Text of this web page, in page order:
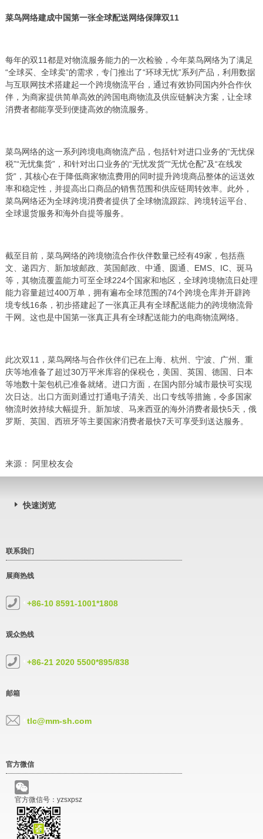
菜鸟网络建成中国第一张全球配送网络保障双11
每年的双11都是对物流服务能力的一次检验，今年菜鸟网络为了满足
“全球买、全球卖”的需求，专门推出了“环球无忧”系列产品，利用数据
与互联网技术搭建起一个跨境物流平台，通过有效协同国内外合作伙
伴，为商家提供简单高效的跨国电商物流及供应链解决方案，让全球
消费者都能享受到便捷高效的物流服务。
菜鸟网络的这一系列跨境电商物流产品，包括针对进口业务的“无忧保
税”“无忧集货”，和针对出口业务的“无忧发货”“无忧仓配”及“在线发
货”，其核心在于降低商家物流费用的同时提升跨境商品整体的运送效
率和稳定性，并提高出口商品的销售范围和供应链周转效率。此外，
菜鸟网络还为全球跨境消费者提供了全球物流跟踪、跨境转运平台、
全球退货服务和海外自提等服务。
截至目前，菜鸟网络的跨境物流合作伙伴数量已经有49家，包括燕
文、递四方、新加坡邮政、英国邮政、中通、圆通、EMS、IC、斑马
等，其物流覆盖能力可至全球224个国家和地区，全球跨境物流日处理
能力容量超过400万单，拥有遍布全球范围的74个跨境仓库并开辟跨
境专线16条，初步搭建起了一张真正具有全球配送能力的跨境物流骨
干网。这也是中国第一张真正具有全球配送能力的电商物流网络。
此次双11，菜鸟网络与合作伙伴们已在上海、杭州、宁波、广州、重
庆等地准备了超过30万平米库容的保税仓，美国、英国、德国、日本
等地数十架包机已准备就绪。进口方面，在国内部分城市最快可实现
次日达。出口方面则通过打通电子清关、出口专线等措施，令多国家
物流时效持续大幅提升。新加坡、马来西亚的海外消费者最快5天，俄
罗斯、英国、西班牙等主要国家消费者最快7天可享受到送达服务。
来源： 阿里校友会
快速浏览
联系我们
展商热线
+86-10 8591-1001*1808
观众热线
+86-21 2020 5500*895/838
邮箱
tlc@mm-sh.com
官方微信
官方微信号：yzsxpsz